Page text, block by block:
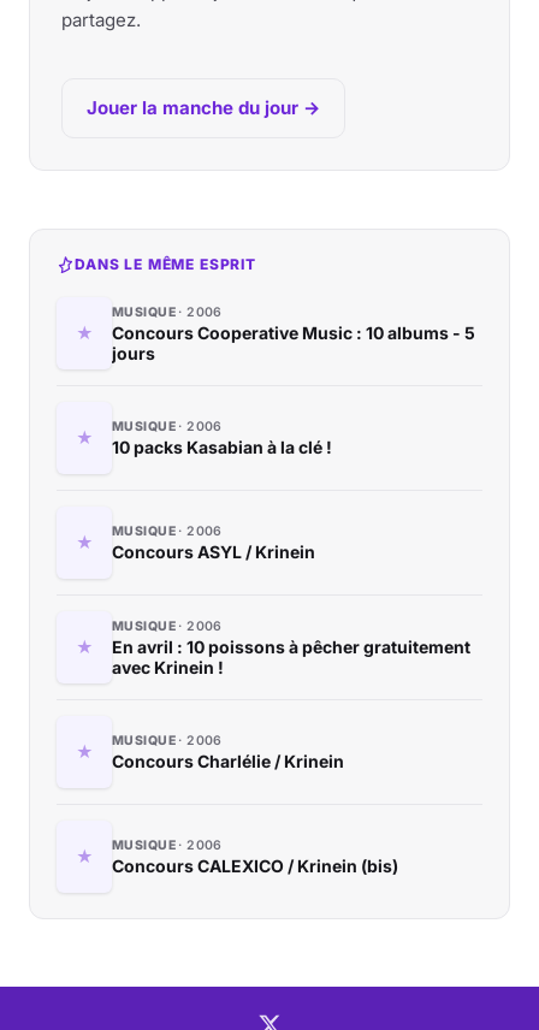
partagez.
Jouer la manche du jour →
DANS LE MÊME ESPRIT
MUSIQUE 2006
Concours Cooperative Music : 10 albums - 5
jours
MUSIQUE 2006
10 packs Kasabian à la clé !
MUSIQUE 2006
Concours ASYL / Krinein
MUSIQUE 2006
En avril : 10 poissons à pêcher gratuitement
avec Krinein !
MUSIQUE 2006
Concours Charlélie / Krinein
MUSIQUE 2006
Concours CALEXICO / Krinein (bis)